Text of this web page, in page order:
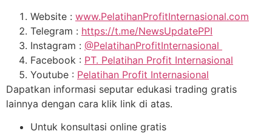
Website : www.PelatihanProfitInternasional.com
Telegram : https://t.me/NewsUpdatePPI
Instagram : @PelatihanProfitInternasional
Facebook : PT. Pelatihan Profit Internasional
Youtube : Pelatihan Profit Internasional
Dapatkan informasi seputar edukasi trading gratis
lainnya dengan cara klik link di atas.
Untuk konsultasi online gratis